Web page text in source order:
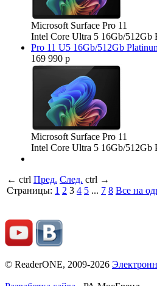
Microsoft Surface Pro 11
Intel Core Ultra 5 16Gb/512Gb
Pro 11 U5 16Gb/512Gb
169 990 р
Microsoft Surface Pro 11
Intel Core Ultra 5 16Gb/512Gb
← ctrl Пред. След. ctrl →
Страницы: 1 2 3 4 5 ... 7 8 Все на
© ReaderONE, 2009-2026